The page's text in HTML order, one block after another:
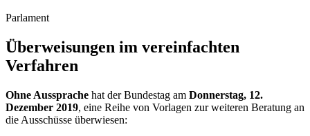
Parlament
Überweisungen im vereinfachten
Verfahren
Ohne Aussprache hat der Bundestag am Donnerstag, 12.
Dezember 2019, eine Reihe von Vorlagen zur weiteren Beratung an
die Ausschüsse überwiesen: